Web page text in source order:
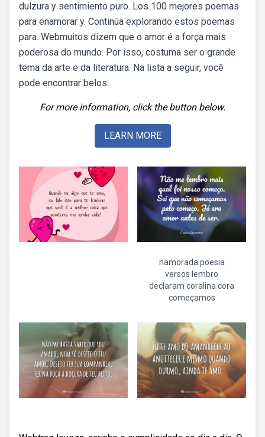
dulzura y sentimiento puro. Los 100 mejores poemas
para enamorar y. Continúa explorando estos poemas
para. Webmuitos dizem que o amor é a força mais
poderosa do mundo. Por isso, costuma ser o grande
tema da arte e da literatura. Na lista a seguir, você
pode encontrar belos.
For more information, click the button below.
LEARN MORE
namorada poesia
versos lembro
declaram coralina cora
começamos